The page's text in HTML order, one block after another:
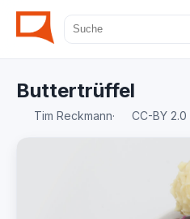
Buttertrüffel
Tim Reckmann· CC-BY 2.0